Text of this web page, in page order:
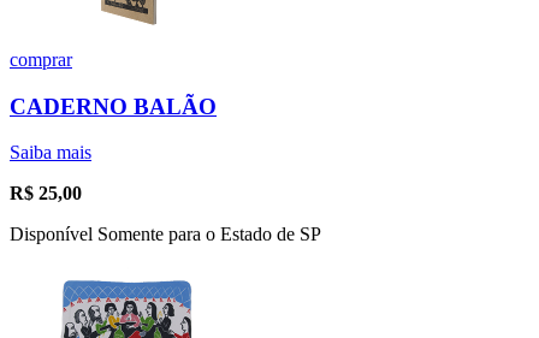
comprar
CADERNO BALÃO
Saiba mais
R$ 25,00
Disponível Somente para o Estado de SP